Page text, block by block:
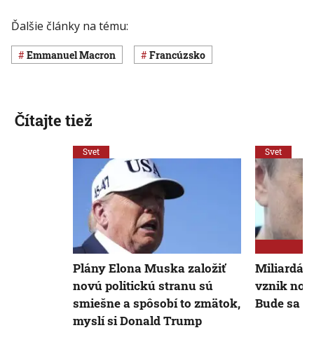
Ďalšie články na tému:
Emmanuel Macron Francúzsko
Čítajte tiež
Svet
Plány Elona Muska založiť
novú politickú stranu sú
smiešne a spôsobí to zmätok,
myslí si Donald Trump
Svet
Miliardár
vznik
Bude sa